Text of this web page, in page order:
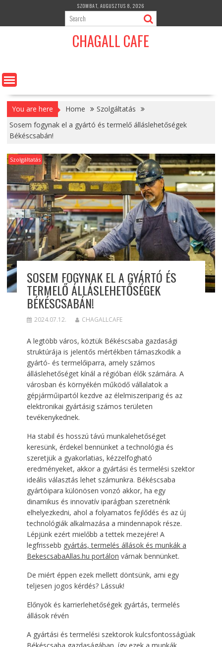
content
SZOMBAT, AUGUSZTUS 8, 2026
CHAGALL CAFE
You are here Home
Szolgáltatás
Sosem fogynak el a gyártó és termelő álláslehetőségek
Békéscsabán!
Szolgáltatás
SOSEM FOGYNAK EL A GYÁRTÓ ÉS
TERMELŐ ÁLLÁSLEHETŐSÉGEK
BÉKÉSCSABÁN!
2024.07.12. CHAGALLCAFE
A legtöbb város, köztük Békéscsaba gazdasági
struktúrája is jelentős mértékben támaszkodik a
gyártó- és termelőiparra, amely számos
álláslehetőséget kínál a régióban élők számára. A
városban és környékén működő vállalatok a
gépjárműipartól kezdve az élelmiszeriparig és az
elektronikai gyártásig számos területen
tevékenykednek.
Ha stabil és hosszú távú munkalehetőséget
keresünk, érdekel bennünket a technológia és
szeretjük a gyakorlatias, kézzelfogható
eredményeket, akkor a gyártási és termelési szektor
ideális választás lehet számunkra. Békéscsaba
gyártóipara különösen vonzó akkor, ha egy
dinamikus és innovatív iparágban szeretnénk
elhelyezkedni, ahol a folyamatos fejlődés és az új
technológiák alkalmazása a mindennapok része.
Lépjünk ezért mielőbb a tettek mezejére! A
legfrissebb gyártás, termelés állások és munkák a
BekescsabaAllas.hu portálon várnak bennünket.
De miért éppen ezek mellett döntsünk, ami egy
teljesen jogos kérdés? Lássuk!
Előnyök és karrierlehetőségek gyártás, termelés
állások révén
A gyártási és termelési szektorok kulcsfontosságúak